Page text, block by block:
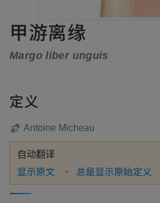
甲游离缘
Margo liber unguis
定义
Antoine Micheau
自动翻译
显示原文 总是显示原始定义